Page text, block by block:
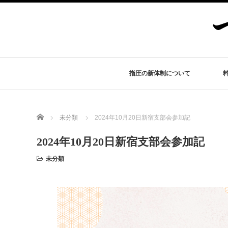
指圧の新体制について
Home 未分類 2024年10月20日新宿支部会参加記
2024年10月20日新宿支部会参加記
未分類